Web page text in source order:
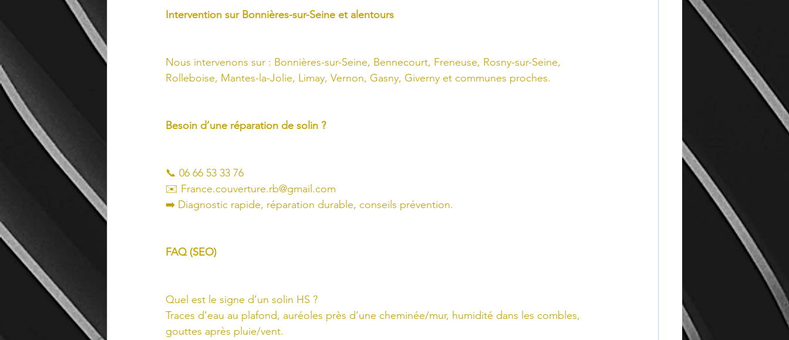
Intervention sur Bonnières-sur-Seine et alentours
Nous intervenons sur : Bonnières-sur-Seine, Bennecourt, Freneuse, Rosny-sur-Seine,
Rolleboise, Mantes-la-Jolie, Limay, Vernon, Gasny, Giverny et communes proches.
Besoin d’une réparation de solin ?
📞 06 66 53 33 76
✉️ France.couverture.rb@gmail.com
➡️ Diagnostic rapide, réparation durable, conseils prévention.
FAQ (SEO)
Quel est le signe d’un solin HS ?
Traces d’eau au plafond, auréoles près d’une cheminée/mur, humidité dans les combles,
gouttes après pluie/vent.